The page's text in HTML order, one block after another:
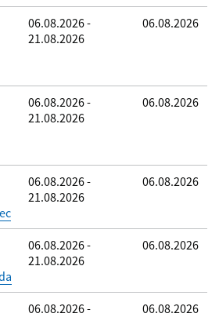
06.08.2026 -
21.08.2026
06.08.2026
06.08.2026 -
21.08.2026
06.08.2026
06.08.2026 -
21.08.2026
06.08.2026
06.08.2026 -
21.08.2026
06.08.2026
06.08.2026 -
06.08.2026